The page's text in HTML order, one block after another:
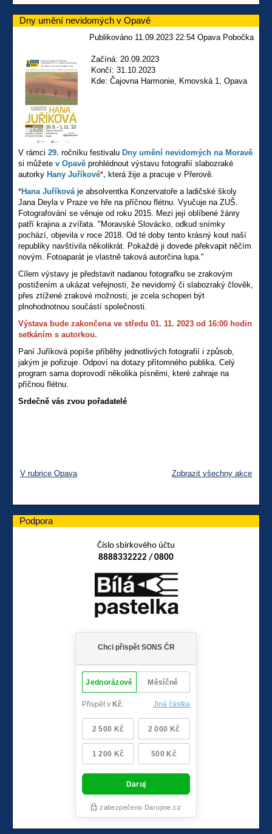
Dny umění nevidomých v Opavě
Publikováno 11.09.2023 22:54 Opava Pobočka
Začíná: 20.09.2023
Končí: 31.10.2023
Kde: Čajovna Harmonie, Krnovská 1, Opava
V rámci 29. ročníku festivalu Dny umění nevidomých na Moravě
si můžete v Opavě prohlédnout výstavu fotografií slabozraké
autorky Hany Juříkové*, která žije a pracuje v Přerově.
*Hana Juříkováje absolventka Konzervatoře a ladičské školy
Jana Deyla v Praze ve hře na příčnou flétnu. Vyučuje na ZUŠ.
Fotografování se věnuje od roku 2015. Mezi její oblíbené žánry
patří krajina a zvířata. "Moravské Slovácko, odkud snímky
pochází, objevila v roce 2018. Od té doby tento krásný kout naší
republiky navštívila několikrát. Pokaždé ji dovede překvapit něčím
novým. Fotoaparát je vlastně taková autorčina lupa."
Cílem výstavy je představit nadanou fotografku se zrakovým
postižením a ukázat veřejnosti, že nevidomý či slabozraký člověk,
přes ztížené zrakové možnosti, je zcela schopen být
plnohodnotnou součástí společnosti.
Výstava bude zakončena ve středu 01. 11. 2023 od 16:00 hodin
setkáním s autorkou.
Paní Juříková popíše příběhy jednotlivých fotografií i způsob,
jakým je pořizuje. Odpoví na dotazy přítomného publika. Celý
program sama doprovodí několika písněmi, které zahraje na
příčnou flétnu.
Srdečně vás zvou pořadatelé
V rubrice Opava Zobrazit všechny akce
Podpora
Číslo sbírkového účtu
8888332222 / 0800